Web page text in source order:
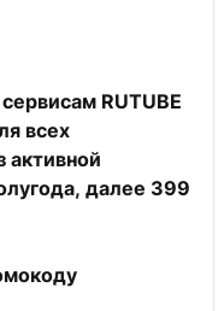
RUTUBE
всех
активной
далее 399